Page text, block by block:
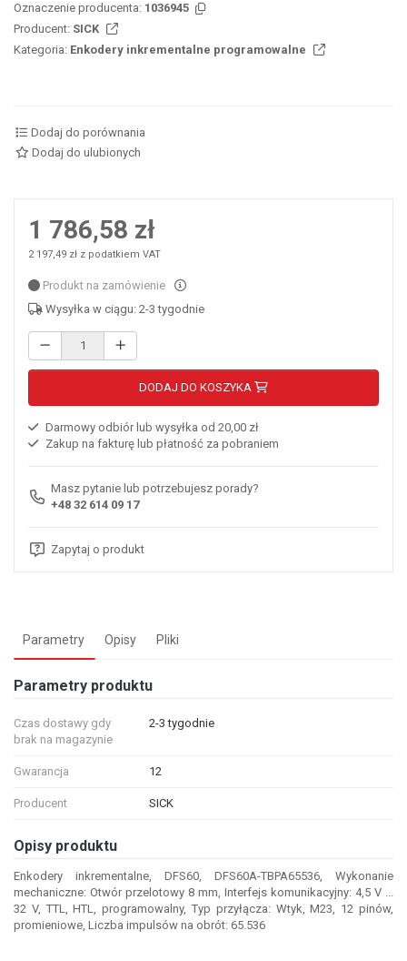
Oznaczenie producenta: 1036945
Producent: SICK
Kategoria: Enkodery inkrementalne programowalne
Dodaj do porównania
Dodaj do ulubionych
1 786,58 zł
2 197,49 zł z podatkiem VAT
Produkt na zamówienie
Wysyłka w ciągu: 2-3 tygodnie
DODAJ DO KOSZYKA
Darmowy odbiór lub wysyłka od 20,00 zł
Zakup na fakturę lub płatność za pobraniem
Masz pytanie lub potrzebujesz porady?
+48 32 614 09 17
Zapytaj o produkt
Parametry Opisy Pliki
Parametry produktu
Czas dostawy gdy
brak na magazynie
2-3 tygodnie
Gwarancja 12
Producent SICK
Opisy produktu
Enkodery inkrementalne, DFS60, DFS60A-TBPA65536, Wykonanie
mechaniczne: Otwór przelotowy 8 mm, Interfejs komunikacyjny: 4,5 V ...
32 V, TTL, HTL, programowalny, Typ przyłącza: Wtyk, M23, 12 pinów,
promieniowe, Liczba impulsów na obrót: 65.536